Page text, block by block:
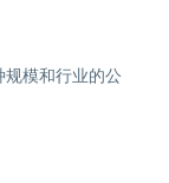
模和行业的公